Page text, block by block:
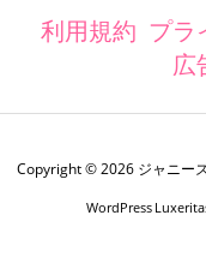
利用規約 プラ
広
Copyright ©2026 ジャニー
WordPress